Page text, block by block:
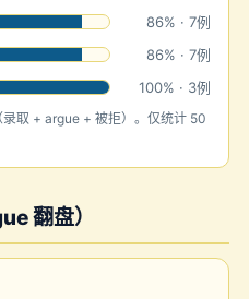
86% · 7例
86% · 7例
100% · 3例
取 + argue + 被拒）。仅统计 50
翻盘）